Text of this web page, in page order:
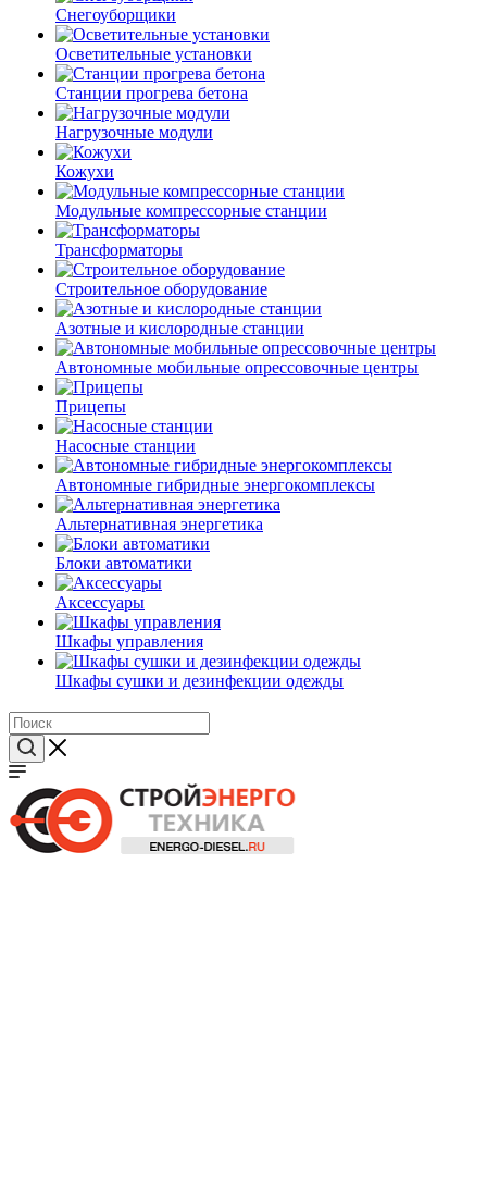
Снегоуборщики
Осветительные установки
Станции прогрева бетона
Нагрузочные модули
Кожухи
Модульные компрессорные станции
Трансформаторы
Строительное оборудование
Азотные и кислородные станции
Автономные мобильные опрессовочные центры
Прицепы
Насосные станции
Автономные гибридные энергокомплексы
Альтернативная энергетика
Блоки автоматики
Аксессуары
Шкафы управления
Шкафы сушки и дезинфекции одежды